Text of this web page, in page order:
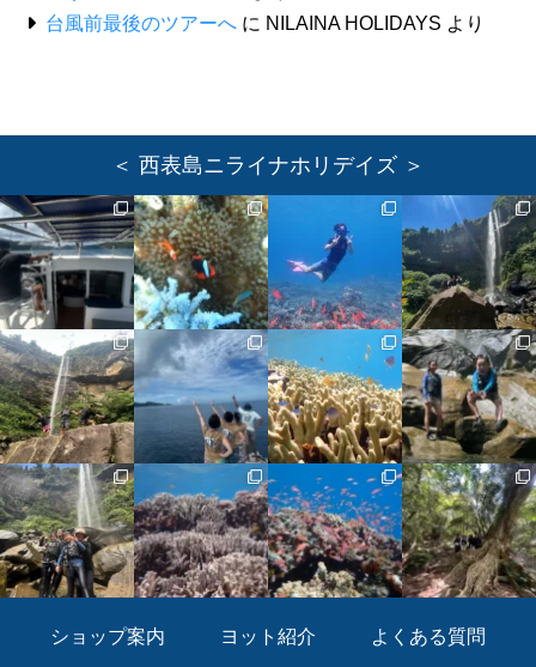
台風前最後のツアーへ に NILAINA HOLIDAYS より
＜ 西表島ニライナホリデイズ ＞
ショップ案内 ヨット紹介 よくある質問